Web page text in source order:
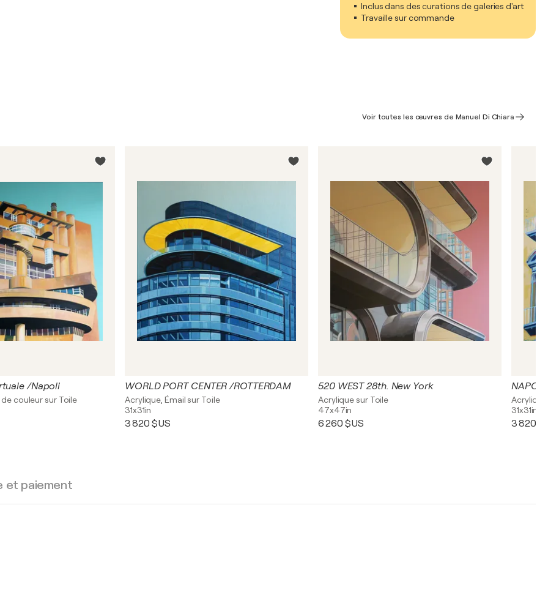
Inclus dans des curations de galeries d'art
Travaille sur commande
Voir toutes les œuvres de Manuel Di Chiara
/Napoli
couleur sur Toile
WORLD PORT CENTER /ROTTERDAM
Acrylique, Émail sur Toile
31x31in
3 820 $US
520 WEST 28th. New York
Acrylique sur Toile
47x47in
6 260 $US
NAPOLI
31x31in
3 820
et paiement